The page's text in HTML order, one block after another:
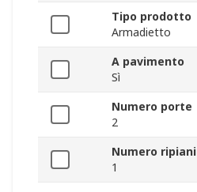
Tipo prodotto
Armadietto
A pavimento
Sì
Numero porte
2
Numero ripiani
1